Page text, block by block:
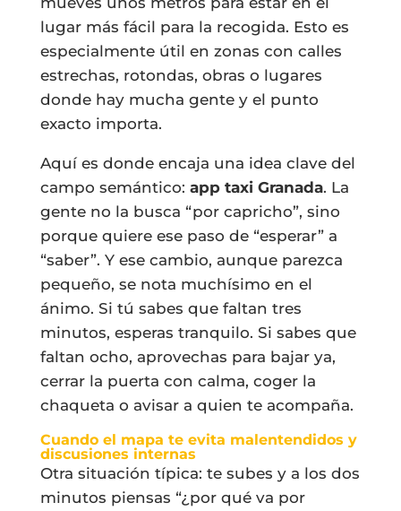
lugar más fácil para la recogida. Esto es
especialmente útil en zonas con calles
estrechas, rotondas, obras o lugares
donde hay mucha gente y el punto
exacto importa.
Aquí es donde encaja una idea clave del
campo semántico: app taxi Granada. La
gente no la busca “por capricho”, sino
porque quiere ese paso de “esperar” a
“saber”. Y ese cambio, aunque parezca
pequeño, se nota muchísimo en el
ánimo. Si tú sabes que faltan tres
minutos, esperas tranquilo. Si sabes que
faltan ocho, aprovechas para bajar ya,
cerrar la puerta con calma, coger la
chaqueta o avisar a quien te acompaña.
Cuando el mapa te evita malentendidos y
discusiones internas
Otra situación típica: te subes y a los dos
minutos piensas “¿por qué va por